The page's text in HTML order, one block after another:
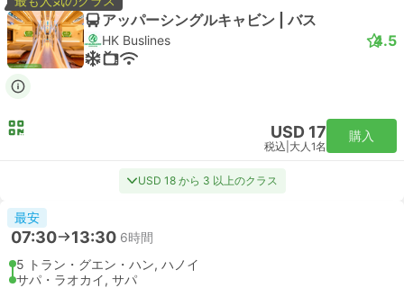
アッパーシングルキャビン | バス
HK Buslines 4.5
USD 17
税込 大人1名
購入
USD 18 から 3 以上のクラス
最安
07:30 13:30 6時間
5 トラン・グエン・ハン, ハノイ
サパ・ラオカイ, サパ